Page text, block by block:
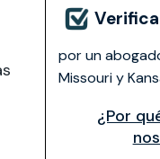
por un
Missouri y
¿Por